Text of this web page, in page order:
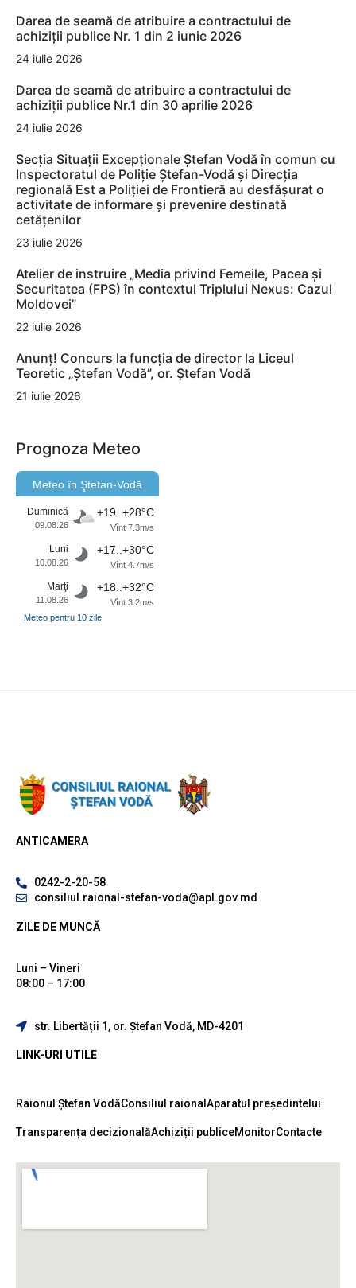
Darea de seamă de atribuire a contractului de
achiziții publice Nr. 1 din 2 iunie 2026
24 iulie 2026
Darea de seamă de atribuire a contractului de
achiziții publice Nr.1 din 30 aprilie 2026
24 iulie 2026
Secția Situații Excepționale Ștefan Vodă în comun cu
Inspectoratul de Poliție Ștefan-Vodă și Direcția
regională Est a Poliției de Frontieră au desfășurat o
activitate de informare și prevenire destinată
cetățenilor
23 iulie 2026
Atelier de instruire „Media privind Femeile, Pacea și
Securitatea (FPS) în contextul Triplului Nexus: Cazul
Moldovei”
22 iulie 2026
Anunț! Concurs la funcția de director la Liceul
Teoretic „Ștefan Vodă”, or. Ștefan Vodă
21 iulie 2026
Prognoza Meteo
Meteo în Ştefan-Vodă
Duminică
09.08.26
+19..+28°C
Vînt 7.3m/s
Luni
10.08.26
+17..+30°C
Vînt 4.7m/s
Marţi
11.08.26
+18..+32°C
Vînt 3.2m/s
Meteo pentru 10 zile
ANTICAMERA
0242-2-20-58
consiliul.raional-stefan-voda@apl.gov.md
ZILE DE MUNCĂ
Luni – Vineri
08:00 – 17:00
str. Libertății 1, or. Ștefan Vodă, MD-4201
LINK-URI UTILE
Raionul Ștefan VodăConsiliul raional Aparatul președintelui
Transparența decizionalăAchiziții publiceMonitorContacte